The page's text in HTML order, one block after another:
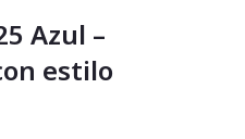
Azul –
estilo